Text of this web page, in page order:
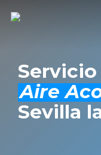
Skip
content
Aire
Sevilla